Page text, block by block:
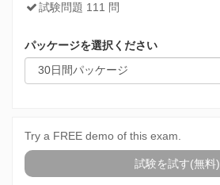
試験問題 111 問
パッケージを選択ください
Try a FREE demo of this exam.
試験を試す(無料)